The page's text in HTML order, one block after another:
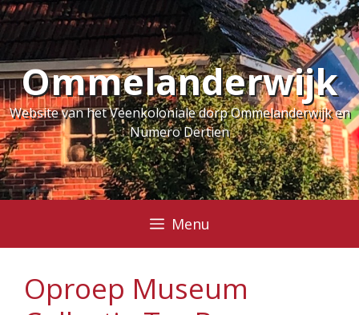
Ga
naar
de
inhoudOmmelanderwijk
Website van het Veenkoloniale dorp Ommelanderwijk en
Numero Dertien
Menu
Oproep Museum